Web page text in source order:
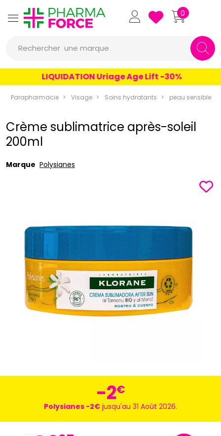
Pharmaforce Grande
0
Rechercher une marque
un conseil
un produit
LIQUIDATION Uriage Age Lift -30%
Parapharmacie Visage Soins hydratants peau sensible
Crème sublimatrice après-soleil
200ml
Marque Polysianes
-2€
Polysianes -2€ jusqu'au 31 Août 2026.